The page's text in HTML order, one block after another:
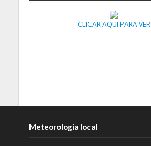
CLICAR AQUI PARA VER
Meteorologia local